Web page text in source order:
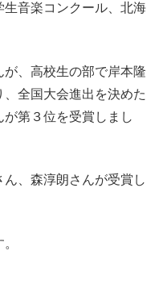
生音楽コンクール、北海
、高校生の部で岸本隆
全国大会進出を決めた
第３位を受賞しまし
、森淳朗さんが受賞し